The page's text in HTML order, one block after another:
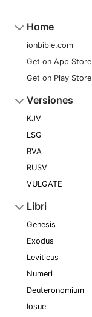
Home
ionbible.com
Get on App Store
Get on Play Store
Versiones
KJV
LSG
RVA
RUSV
VULGATE
Libri
Genesis
Exodus
Leviticus
Numeri
Deuteronomium
Iosue